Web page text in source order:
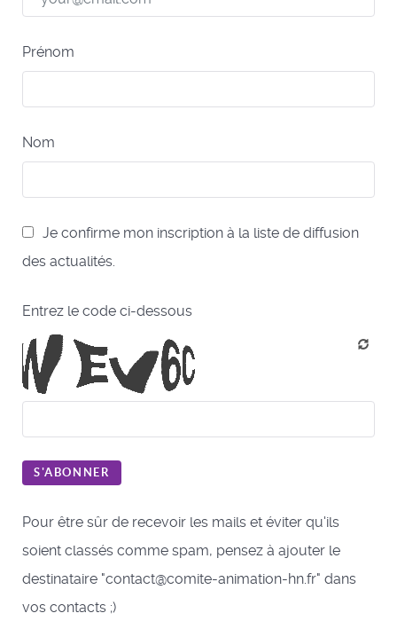
Prénom
Nom
Je confirme mon inscription à la liste de diffusion
des actualités.
Entrez le code ci-dessous
S'ABONNER
Pour être sûr de recevoir les mails et éviter qu'ils
soient classés comme spam, pensez à ajouter le
destinataire "contact@comite-animation-hn.fr" dans
vos contacts ;)